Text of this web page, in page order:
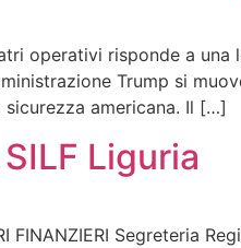
operativi risponde a
Trump si
sicurezza americana. Il […]
Liguria
FINANZIERI Segreteria